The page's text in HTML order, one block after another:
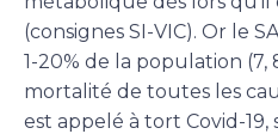
(consignes SI-VIC). Or le
1-20% de la population (7,
mortalité de toutes les
est appelé à tort Covid-19,